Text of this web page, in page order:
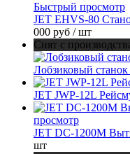
Быстрый просмотр
JET EHVS-80
000 руб / шт
Снят с
Лобзиковый станок
JET JWP-12L
просмотр
JET DC-1200M
шт